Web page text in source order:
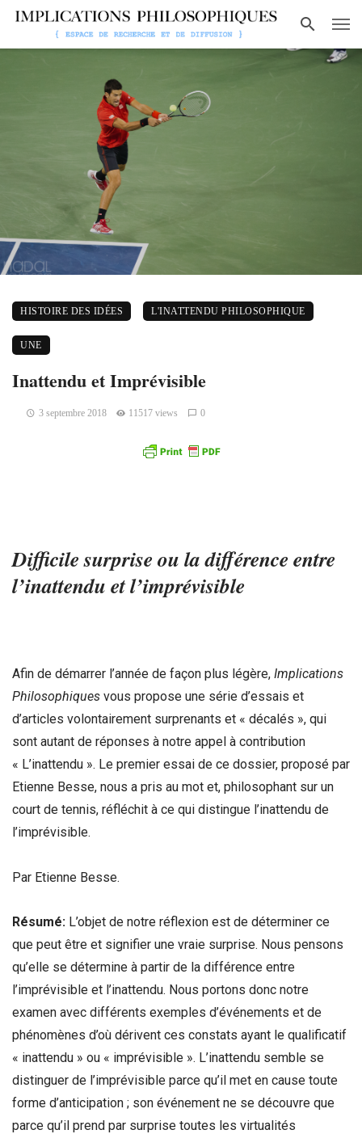
HISTOIRE DES IDÉES L'INATTENDU PHILOSOPHIQUE
UNE
Inattendu et Imprévisible
3 septembre 2018 11517 views 0
Difficile surprise ou la différence entre
l’inattendu et l’imprévisible
Afin de démarrer l’année de façon plus légère, Implications
Philosophiques vous propose une série d’essais et
d’articles volontairement surprenants et « décalés », qui
sont autant de réponses à notre appel à contribution
« L’inattendu ». Le premier essai de ce dossier, proposé par
Etienne Besse, nous a pris au mot et, philosophant sur un
court de tennis, réfléchit à ce qui distingue l’inattendu de
l’imprévisible.
Par Etienne Besse.
Résumé: L’objet de notre réflexion est de déterminer ce
que peut être et signifier une vraie surprise. Nous pensons
qu’elle se détermine à partir de la différence entre
l’imprévisible et l’inattendu. Nous portons donc notre
examen avec différents exemples d’événements et de
phénomènes d’où dérivent ces constats ayant le qualificatif
« inattendu » ou « imprévisible ». L’inattendu semble se
distinguer de l’imprévisible parce qu’il met en cause toute
forme d’anticipation ; son événement ne se découvre que
parce qu’il prend par surprise toutes les virtualités